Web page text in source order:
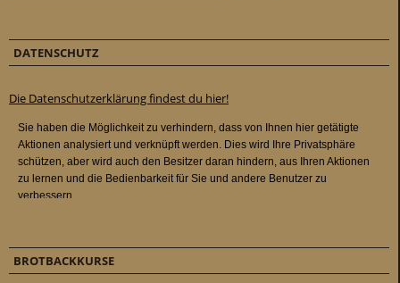
DATENSCHUTZ
Die Datenschutzerklärung findest du hier!
BROTBACKKURSE